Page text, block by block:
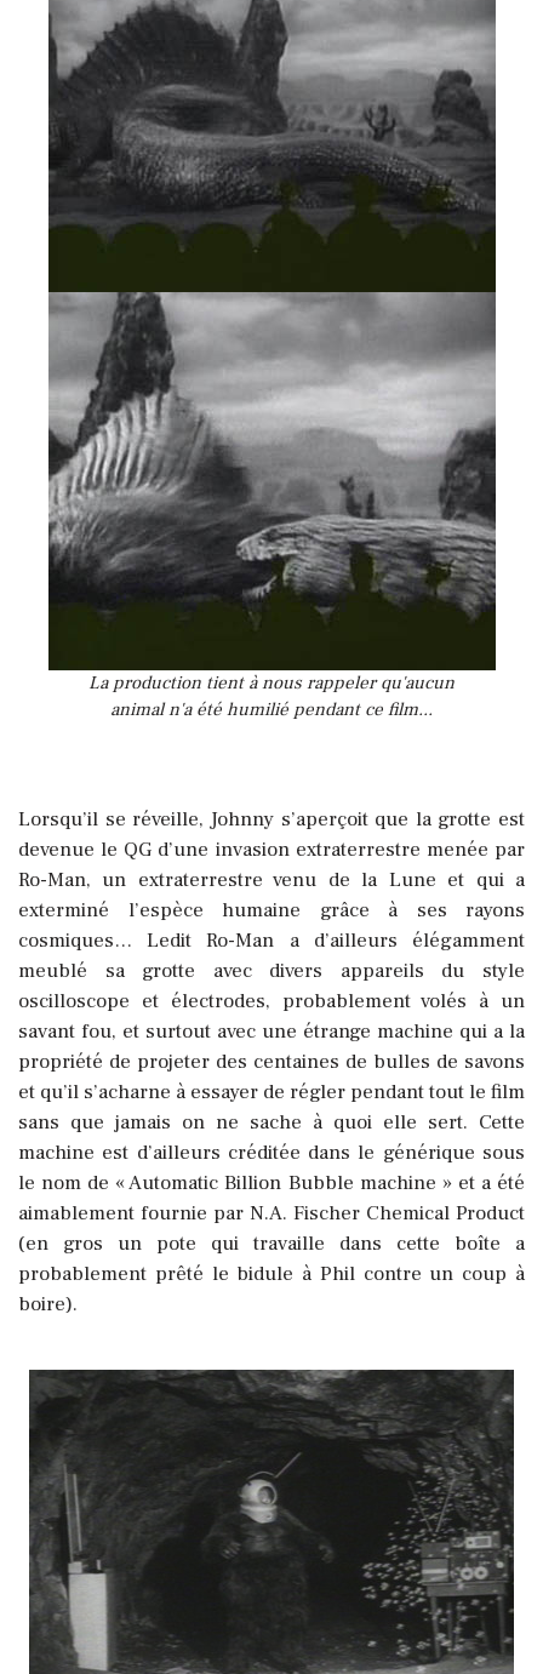
La production tient à nous rappeler qu'aucun
animal n'a été humilié pendant ce film...
Lorsqu’il se réveille, Johnny s’aperçoit que la grotte est
devenue le QG d’une invasion extraterrestre menée par
Ro-Man, un extraterrestre venu de la Lune et qui a
exterminé l’espèce humaine grâce à ses rayons
cosmiques…Ledit Ro-Man a d’ailleurs élégamment
meublé sa grotte avec divers appareils du style
oscilloscope et électrodes, probablement volés à un
savant fou, et surtout avec une étrange machine qui a la
propriété de projeter des centaines de bulles de savons
et qu’il s’acharne à essayer de régler pendant tout le film
sans que jamais on ne sache à quoi elle sert. Cette
machine est d’ailleurs créditée dans le générique sous
le nom de « Automatic Billion Bubble machine » et a été
aimablement fournie par N.A. Fischer Chemical Product
(en gros un pote qui travaille dans cette boîte a
probablement prêté le bidule à Phil contre un coup à
boire).